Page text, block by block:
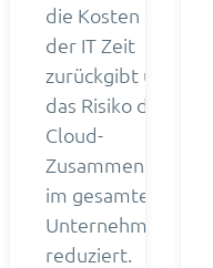
die Kosten senkt,
der IT Zeit
zurückgibt und
das Risiko der
Cloud-
Zusammenarbeit
im gesamten
Unternehmen
reduziert.